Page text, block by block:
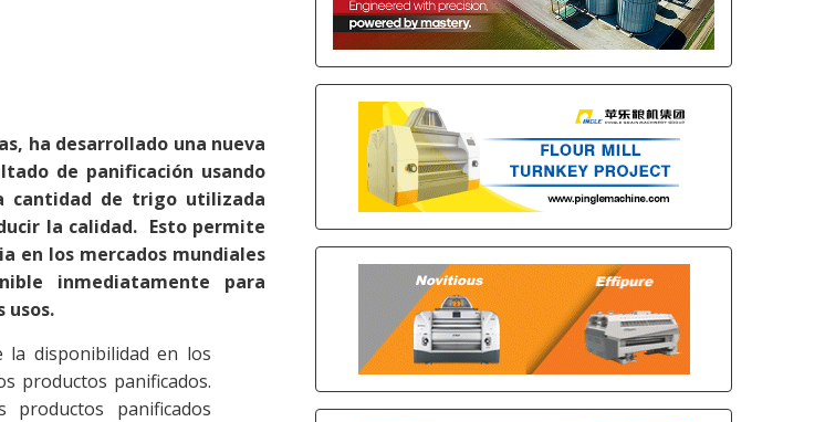
ha desarrollado una nueva
de panificación usando
cantidad de trigo utilizada
la calidad. Esto permite
en los mercados mundiales
inmediatamente para
usos.
la disponibilidad en los
productos panificados.
panificados